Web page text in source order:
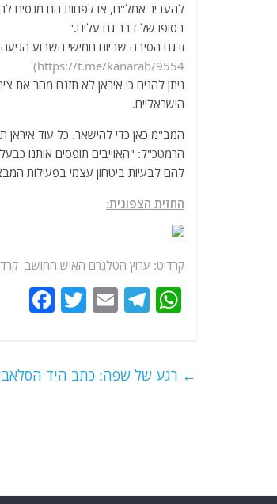
להעביר אמל"ח, או לפחות הם מנסים
בסופו של דבר גם עלינו."
זו גם הסיבה שביום חמישי השבוע
https://t.me/kanarab/9554)
ניתן להניח כי איראן לא תזנח מהר את
הישראליים.
המב"מ כאן כדי להישאר. כל עוד איראן
הרמטכ"ל: "האוייבים תופסים אותנו
להם לבעיות ביטחון עצמי בפעילות
החזית הצפונית:
קרדיט: ערוץ הטלגרם האיש החושב
W
s
T
g
E
l
T
er
e ← רגע של שפה: כתב היד